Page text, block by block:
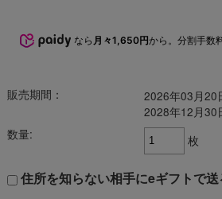
なら 月々1,650円から。分割手数
販売期間：
2026年03月20
2028年12月30
数量:
枚
住所を知らない相手にeギフトで送